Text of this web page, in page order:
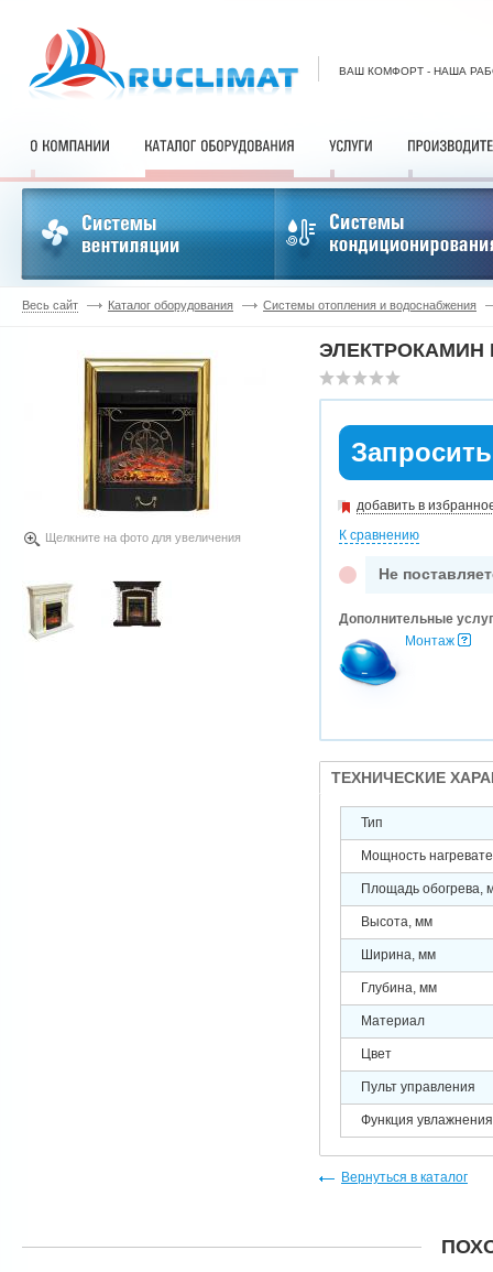
ВАШ КОМФОРТ - НАША
Весь сайт Каталог оборудования Системы отопления и водоснабжения
Щелкните на фото для увеличения
ЭЛЕКТРОКАМИН
добавить в
К сравнению
Не
Дополнительные
Монтаж
ТЕХНИЧЕСКИЕ
Тип
Мощность
Площадь обогрева,
Высота, мм
Ширина, мм
Глубина, мм
Материал
Цвет
Пульт управления
Функция увлажнения
Вернуться в каталог